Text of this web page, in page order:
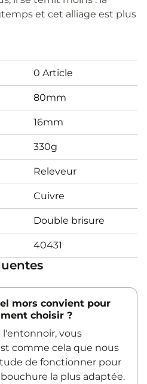
et cet alliage est plus
0 Article
80mm
16mm
330g
Releveur
Cuivre
Double brisure
40431
mors convient pour
choisir ?
l'entonnoir, vous
comme cela que nous
de fonctionner pour
la plus adaptée.